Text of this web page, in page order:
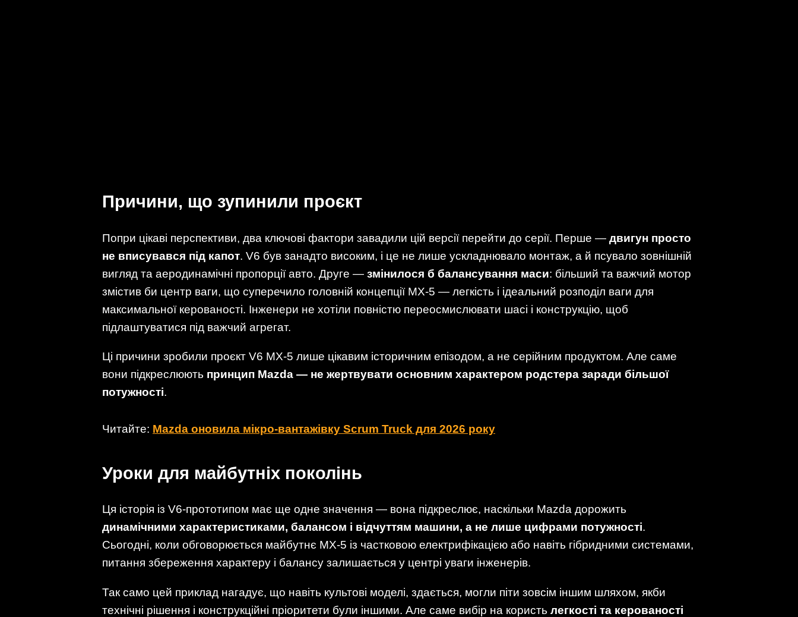
Причини, що зупинили проєкт
Попри цікаві перспективи, два ключові фактори завадили цій версії перейти до серії. Перше — двигун просто
не вписувався під капот. V6 був занадто високим, і це не лише ускладнювало монтаж, а й псува­ло зовнішній
вигляд та аеродинамічні пропорції авто. Друге — змінилося б балансування маси: більший та важчий мотор
змістив би центр ваги, що суперечило головній концепції MX-5 — легкість і ідеальний розподіл ваги для
максимальної керованості. Інженери не хотіли повністю переосмислювати шасі і конструкцію, щоб
підлаштуватися під важчий агрегат.
Ці причини зробили проєкт V6 MX-5 лише цікавим історичним епізодом, а не серійним продуктом. Але саме
вони підкреслюють принцип Mazda — не жертвувати основним характером родстера заради більшої
потужності.
Читайте: Mazda оновила мікро-вантажівку Scrum Truck для 2026 року
Уроки для майбутніх поколінь
Ця історія із V6-прототипом має ще одне значення — вона підкреслює, наскільки Mazda дорожить
динамічними характеристиками, балансом і відчуттям машини, а не лише цифрами потужності.
Сьогодні, коли обговорюється майбутнє MX-5 із частковою електрифікацією або навіть гібридними системами,
питання збереження характеру і балансу залишається у центрі уваги інженерів.
Так само цей приклад нагадує, що навіть культові моделі, здається, могли піти зовсім іншим шляхом, якби
технічні рішення і конструкційні пріоритети були іншими. Але саме вибір на користь легкості та керованості